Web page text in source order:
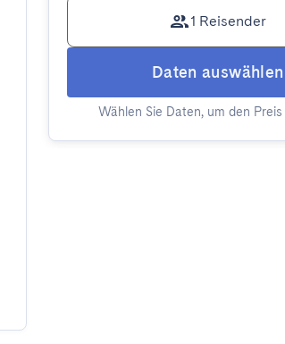
1 Reisender
Daten auswählen
Wählen Sie Daten, um den